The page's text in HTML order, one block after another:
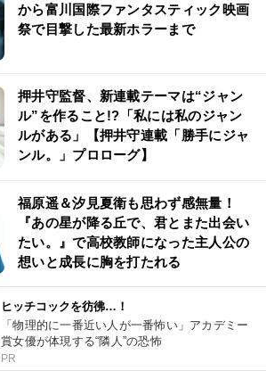
から富川国際ファンタスティック映画
祭で目撃した最新ホラーまで
押井守監督、新連載テーマは“ジャン
ル”を作ること!?「私には私のジャン
ルがある」【押井守連載「勝手にジャ
ンル。」プロローグ】
福原遥＆汐見夏衛も思わず感無量！
『あの星が降る丘で、君とまた出会い
たい。』で高校教師になった主人公の
想いと成長に胸を打たれる
ヒッチコックを彷彿…！
「物理的に一番近い人が一番怖い」アカデミー
賞女優が体現する“隣人”の恐怖
PR